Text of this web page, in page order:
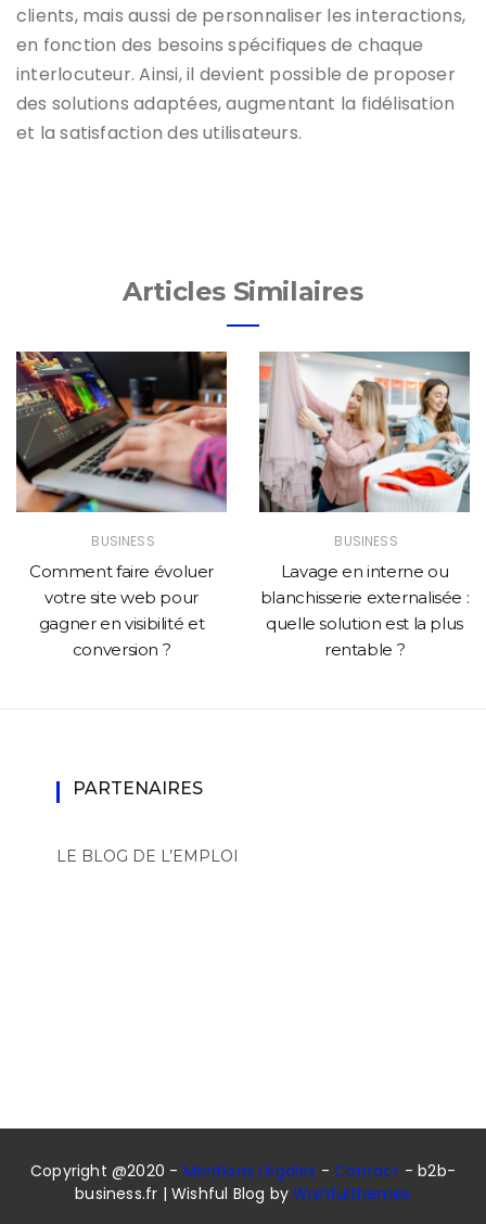
clients, mais aussi de personnaliser les interactions,
en fonction des besoins spécifiques de chaque
interlocuteur. Ainsi, il devient possible de proposer
des solutions adaptées, augmentant la fidélisation
et la satisfaction des utilisateurs.
Articles Similaires
BUSINESS
Comment faire évoluer
votre site web pour
gagner en visibilité et
conversion ?
BUSINESS
Lavage en interne ou
blanchisserie externalisée :
quelle solution est la plus
rentable ?
PARTENAIRES
LE BLOG DE L’EMPLOI
Copyright @2020 - Mentions Légales -Contact - b2b-
business.fr | Wishful Blog byWishfulthemes